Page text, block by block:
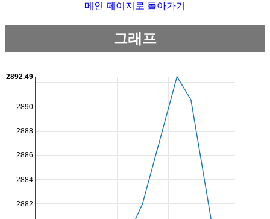
메인 페이지로 돌아가기
그래프
2882
2884
2886
2888
2890
2892.49